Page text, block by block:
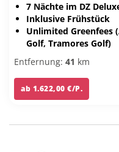
7 Nächte im DZ
Inklusive Frühstück
Unlimited Greenfees
Golf, Tramores Golf)
Entfernung: 41 km
ab 1.622,00 €/P.